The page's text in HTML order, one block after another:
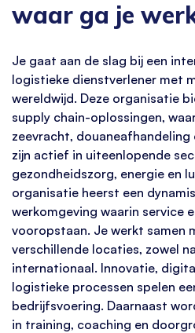
waar ga je
Je gaat aan de slag bij een
logistieke dienstverlener met
wereldwijd. Deze organisatie
supply chain-oplossingen,
zeevracht, douaneafhandeling
zijn actief in uiteenlopende
gezondheidszorg, energie en
organisatie heerst een
werkomgeving waarin service
vooropstaan. Je werkt samen
verschillende locaties, zowel
internationaal. Innovatie,
logistieke processen spelen
bedrijfsvoering. Daarnaast
in training, coaching en